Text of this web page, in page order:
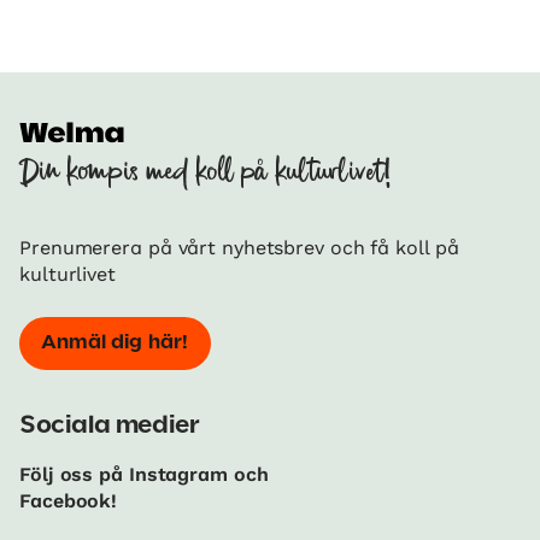
Din kompis med koll på kulturlivet!
Prenumerera på vårt nyhetsbrev och få koll på
kulturlivet
Anmäl dig här!
Sociala medier
Följ oss på Instagram och
Facebook!